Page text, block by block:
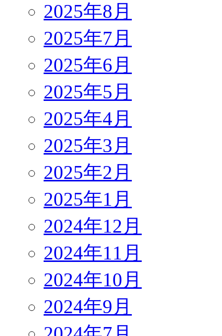
2025年8月
2025年7月
2025年6月
2025年5月
2025年4月
2025年3月
2025年2月
2025年1月
2024年12月
2024年11月
2024年10月
2024年9月